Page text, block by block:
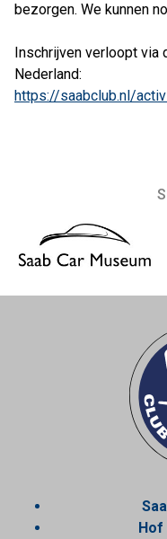
bezorgen. We kunnen
Inschrijven verloopt via
Nederland:
https://saabclub.nl/
Hof